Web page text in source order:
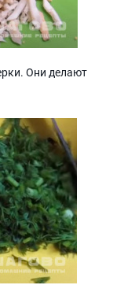
Они делают